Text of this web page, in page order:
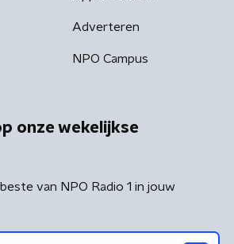
Adverteren
NPO Campus
onze wekelijkse
van NPO Radio 1 in jouw